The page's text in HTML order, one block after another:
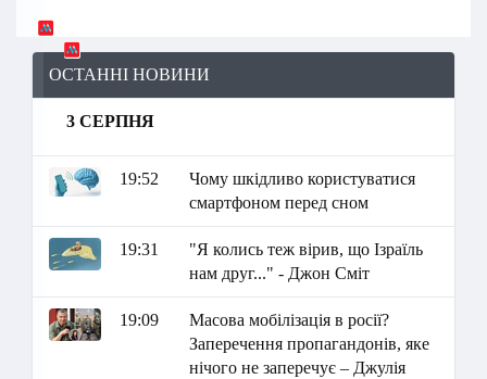
ОСТАННІ НОВИНИ
3 СЕРПНЯ
19:52
Чому шкідливо користуватися
смартфоном перед сном
19:31
"Я колись теж вірив, що Ізраїль
нам друг..." - Джон Сміт
19:09
Масова мобілізація в росії?
Заперечення пропагандонів, яке
нічого не заперечує – Джулія